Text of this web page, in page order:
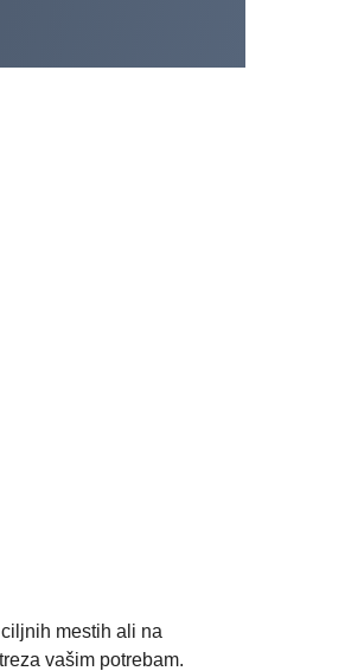
mestih ali na
vašim potrebam.